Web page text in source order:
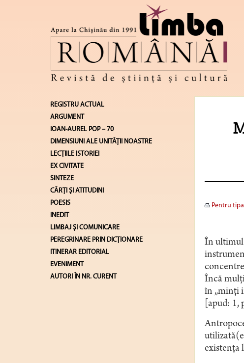
REGISTRU ACTUAL
ARGUMENT
IOAN-AUREL POP – 70
DIMENSIUNI ALE UNITĂŢII NOASTRE
LECŢIILE ISTORIEI
EX CIVITATE
SINTEZE
CĂRŢI ŞI ATITUDINI
POESIS
INEDIT
LIMBAJ ŞI COMUNICARE
PEREGRINARE PRIN DICȚIONARE
ITINERAR EDITORIAL
EVENIMENT
AUTORI ÎN NR. CURENT
Pentru
În ultimul
Încă
în „minţi
[apud: 1,
existenţa